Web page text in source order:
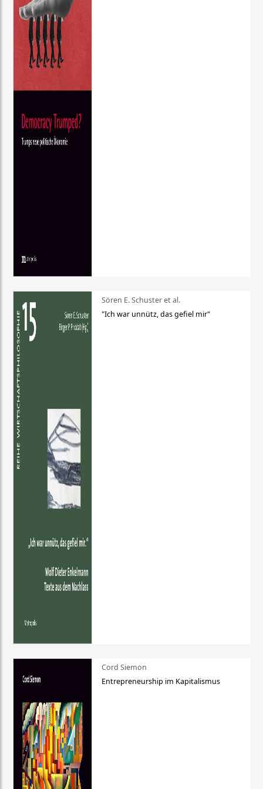
Sören E. Schuster et al.
"Ich war unnütz, das gefiel mir"
Cord Siemon
Entrepreneurship im Kapitalismus